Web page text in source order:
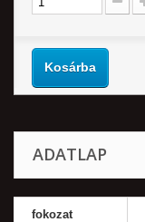
Kosárba
ADATLAP
fokozat